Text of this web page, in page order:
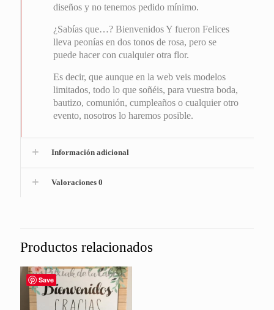
diseños y no tenemos pedido mínimo.
¿Sabías que…? Bienvenidos Y fueron Felices
lleva peonías en dos tonos de rosa, pero se
puede hacer con cualquier otra flor.
Es decir, que aunque en la web veis modelos
limitados, todo lo que soñéis, para vuestra boda,
bautizo, comunión, cumpleaños o cualquier otro
evento, nosotros lo haremos posible.
Información adicional
Valoraciones 0
Productos relacionados
Save